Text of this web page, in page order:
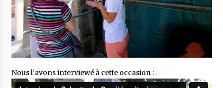
Nous l’avons interviewé à cette occasion :